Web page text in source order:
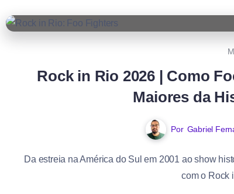
Rock in Rio 2026 | Como
Maiores da
Por Gabriel
Da estreia na América do Sul em 2001 ao show
com o Rock